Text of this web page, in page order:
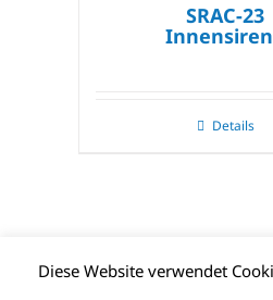
SRAC-23
Details
© CLIMAX DEUTSCHLAND
Diese Website verwendet